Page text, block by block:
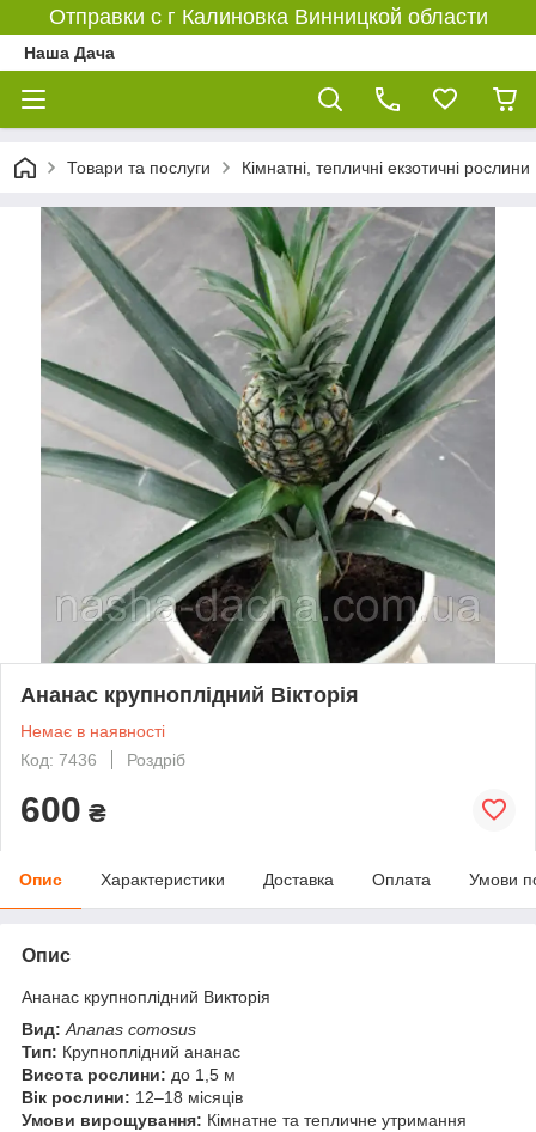
Отправки с г Калиновка Винницкой области
Наша Дача
Товари та послуги Кімнатні, тепличні екзотичні рослини
Ананас крупноплідний Вікторія
Немає в наявності
Код: 7436
Роздріб
600 ₴
Опис Характеристики Доставка Оплата Умови
Опис
Ананас крупноплідний Викторія
Вид: Ananas comosus
Тип: Крупноплідний ананас
Висота рослини: до 1,5 м
Вік рослини: 12–18 місяців
Умови вирощування: Кімнатне та тепличне утримання